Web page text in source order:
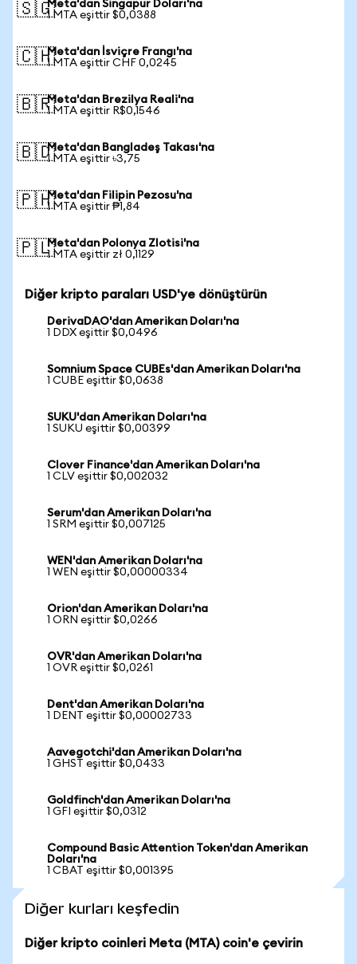
🇸🇬Meta'dan Singapur Doları'na
1 MTA eşittir $0,0388
🇨🇭Meta'dan İsviçre Frangı'na
1 MTA eşittir CHF 0,0245
🇧🇷Meta'dan Brezilya Reali'na
1 MTA eşittir R$0,1546
🇧🇩Meta'dan Bangladeş Takası'na
1 MTA eşittir ৳3,75
🇵🇭Meta'dan Filipin Pezosu'na
1 MTA eşittir ₱1,84
🇵🇱Meta'dan Polonya Zlotisi'na
1 MTA eşittir zł 0,1129
Diğer kripto paraları USD'ye dönüştürün
DerivaDAO'dan Amerikan Doları'na
1 DDX eşittir $0,0496
Somnium Space CUBEs'dan Amerikan Doları'na
1 CUBE eşittir $0,0638
SUKU'dan Amerikan Doları'na
1 SUKU eşittir $0,00399
Clover Finance'dan Amerikan Doları'na
1 CLV eşittir $0,002032
Serum'dan Amerikan Doları'na
1 SRM eşittir $0,007125
WEN'dan Amerikan Doları'na
1 WEN eşittir $0,00000334
Orion'dan Amerikan Doları'na
1 ORN eşittir $0,0266
OVR'dan Amerikan Doları'na
1 OVR eşittir $0,0261
Dent'dan Amerikan Doları'na
1 DENT eşittir $0,00002733
Aavegotchi'dan Amerikan Doları'na
1 GHST eşittir $0,0433
Goldfinch'dan Amerikan Doları'na
1 GFI eşittir $0,0312
Compound Basic Attention Token'dan Amerikan
Doları'na
1 CBAT eşittir $0,001395
Diğer kurları keşfedin
Diğer kripto coinleri Meta (MTA) coin'e çevirin